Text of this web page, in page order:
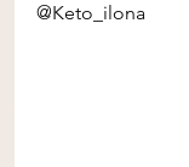
@Keto_ilona